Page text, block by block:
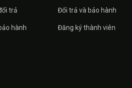
trả
hành
Đổi trả và bảo hành
Đăng ký thành viên